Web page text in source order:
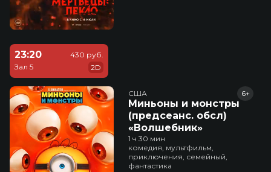
23:20
Зал 5
430 руб.
2D
США
Миньоны и монстры
(предсеанс. обсл)
«Волшебник»
6+
1 ч 30 мин
комедия, мультфильм,
приключения, семейный,
фантастика